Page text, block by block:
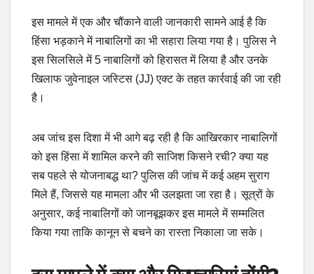
इस मामले में एक और चौंकाने वाली जानकारी सामने आई है कि
हिंसा भड़काने में नाबालिगों का भी सहारा लिया गया है। पुलिस ने
इस सिलसिले में 5 नाबालिगों को हिरासत में लिया है और उनके
खिलाफ जुवेनाइल जस्टिस (JJ) एक्ट के तहत कार्रवाई की जा रही
है।
अब जांच इस दिशा में भी आगे बढ़ रही है कि आखिरकार नाबालिगों
को इस हिंसा में शामिल करने की साजिश किसने रची? क्या यह
सब पहले से योजनाबद्ध था? पुलिस की जांच में कई अहम सुराग
मिले हैं, जिससे यह मामला और भी उलझता जा रहा है। सूत्रों के
अनुसार, कई नाबालिगों को जानबूझकर इस मामले में सम्मलित
किया गया ताकि कानून से बचने का रास्ता निकाला जा सके।